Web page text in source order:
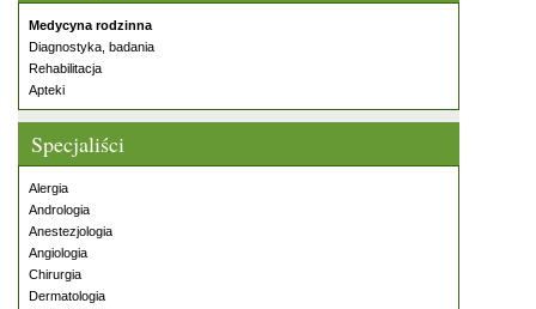
Medycyna rodzinna
Diagnostyka, badania
Rehabilitacja
Apteki
Specjaliści
Alergia
Andrologia
Anestezjologia
Angiologia
Chirurgia
Dermatologia